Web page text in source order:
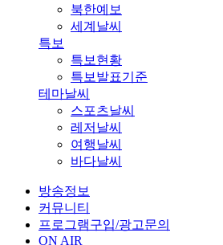
북한예보
세계날씨
특보
특보현황
특보발표기준
테마날씨
스포츠날씨
레저날씨
여행날씨
바다날씨
방송정보
커뮤니티
프로그램구입/광고문의
ON AIR